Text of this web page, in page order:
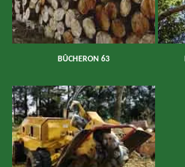
BÛCHERON 63